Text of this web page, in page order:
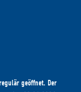
geöffnet. Der